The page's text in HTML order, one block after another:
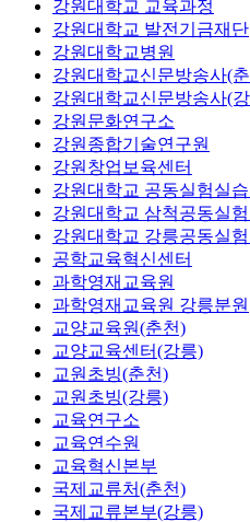
강원대학교 교육과정
강원대학교 발전기금재단
강원대학교병원
강원대학교신문방송사(
강원대학교신문방송사(
강원문화연구소
강원종합기술연구원
강원창업보육센터
강원대학교 공동실험실
강원대학교 삼척공동실
강원대학교 강릉공동실
공학교육혁신센터
과학영재교육원
과학영재교육원 강릉분원
교양교육원(춘천)
교양교육센터(강릉)
교원초빙(춘천)
교원초빙(강릉)
교육연구소
교육연수원
교육혁신본부
국제교류처(춘천)
국제교류본부(강릉)